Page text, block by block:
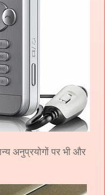
अनुप्रयोगों पर भी और